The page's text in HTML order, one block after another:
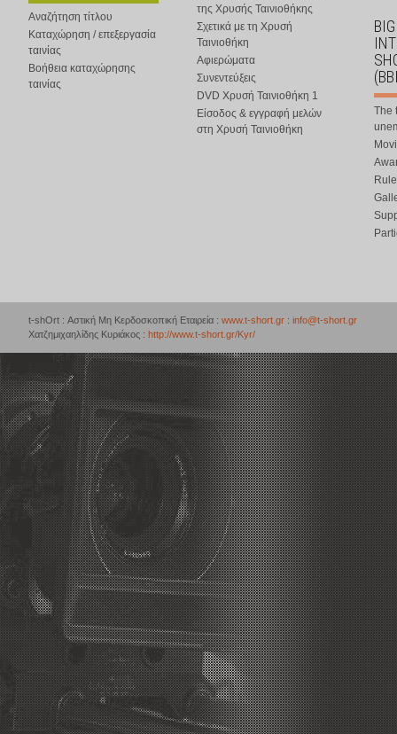
Αναζήτηση τίτλου
Καταχώρηση / επεξεργασία
ταινίας
Βοήθεια καταχώρησης
ταινίας
της Χρυσής Ταινιοθήκης
Σχετικά με τη Χρυσή
Ταινιοθήκη
Αφιερώματα
Συνεντεύξεις
DVD Χρυσή Ταινιοθήκη 1
Είσοδος & εγγραφή μελών
στη Χρυσή Ταινιοθήκη
The
t-shOrt : Αστική Μη Κερδοσκοπική Εταιρεία : www.t-short.gr : info@t-short.gr
Χατζημιχαηλίδης Κυριάκος : http://www.t-short.gr/Kyr/